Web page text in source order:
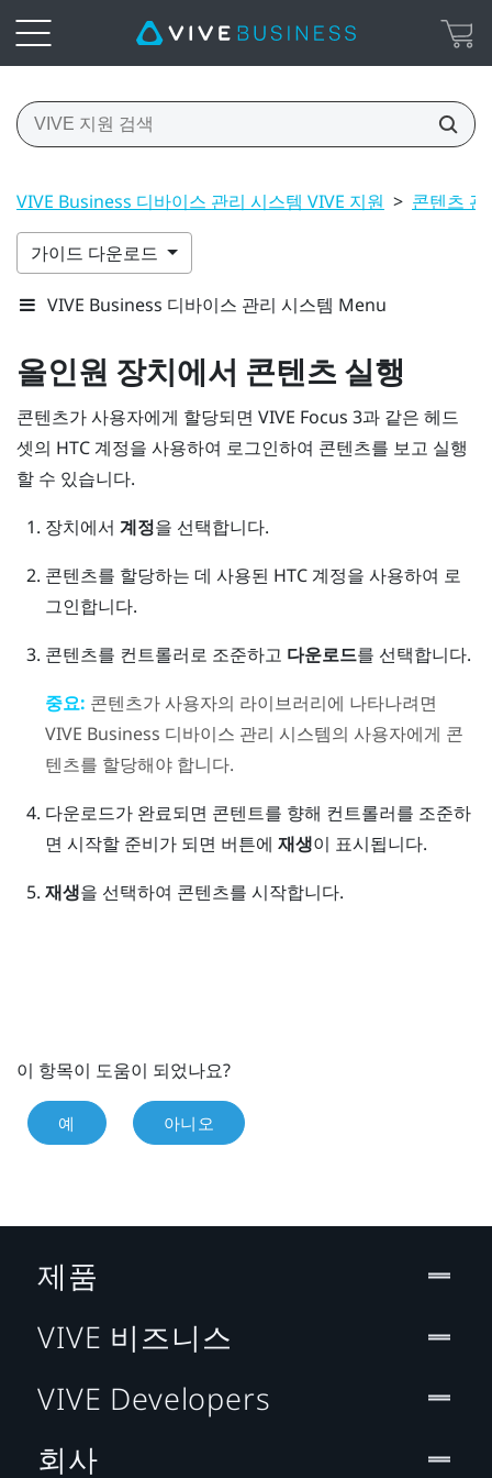
VIVE Business 디바이스 관리 시스템 VIVE 지원 > 콘텐츠 관
가이드 다운로드
VIVE Business 디바이스 관리 시스템 Menu
올인원 장치에서 콘텐츠 실행
콘텐츠가 사용자에게 할당되면 VIVE Focus 3과 같은 헤드
셋의 HTC 계정을 사용하여 로그인하여 콘텐츠를 보고 실행
할 수 있습니다.
장치에서 계정을 선택합니다.
콘텐츠를 할당하는 데 사용된 HTC 계정을 사용하여 로
그인합니다.
콘텐츠를 컨트롤러로 조준하고 다운로드를 선택합니다.
중요: 콘텐츠가 사용자의 라이브러리에 나타나려면
VIVE Business 디바이스 관리 시스템의 사용자에게 콘
텐츠를 할당해야 합니다.
다운로드가 완료되면 콘텐트를 향해 컨트롤러를 조준하
면 시작할 준비가 되면 버튼에 재생이 표시됩니다.
재생을 선택하여 콘텐츠를 시작합니다.
이 항목이 도움이 되었나요?
예 아니오
제품
VIVE 비즈니스
VIVE Developers
회사